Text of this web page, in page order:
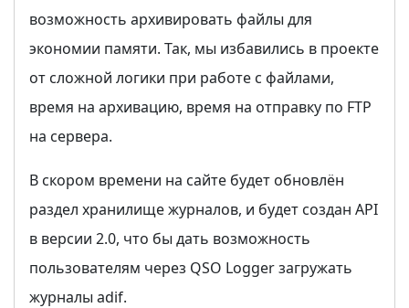
возможность архивировать файлы для
экономии памяти. Так, мы избавились в проекте
от сложной логики при работе с файлами,
время на архивацию, время на отправку по FTP
на сервера.
В скором времени на сайте будет обновлён
раздел хранилище журналов, и будет создан API
в версии 2.0, что бы дать возможность
пользователям через QSO Logger загружать
журналы adif.